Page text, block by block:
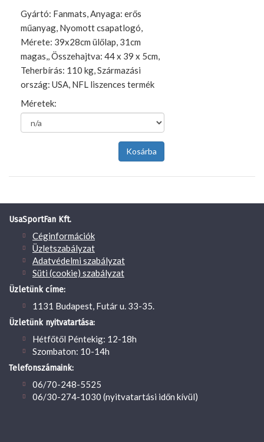
Gyártó: Fanmats, Anyaga: erős
műanyag, Nyomott csapatlogó,
Mérete: 39x28cm ülőlap, 31cm
magas,, Összehajtva: 44 x 39 x 5cm,
Teherbírás: 110 kg, Származási
ország: USA, NFL liszences termék
Méretek:
UsaSportFan Kft.
Céginformációk
Üzletszabályzat
Adatvédelmi szabályzat
Süti (cookie) szabályzat
Üzletünk címe:
1131 Budapest, Futár u. 33-35.
Üzletünk nyitvatartása:
Hétfőtől Péntekig: 12-18h
Szombaton: 10-14h
Telefonszámaink:
06/70-248-5525
06/30-274-1030 (nyitvatartási időn kívül)